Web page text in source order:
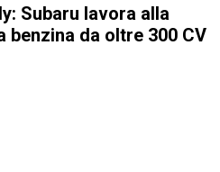
Subaru lavora alla
benzina da oltre 300 CV